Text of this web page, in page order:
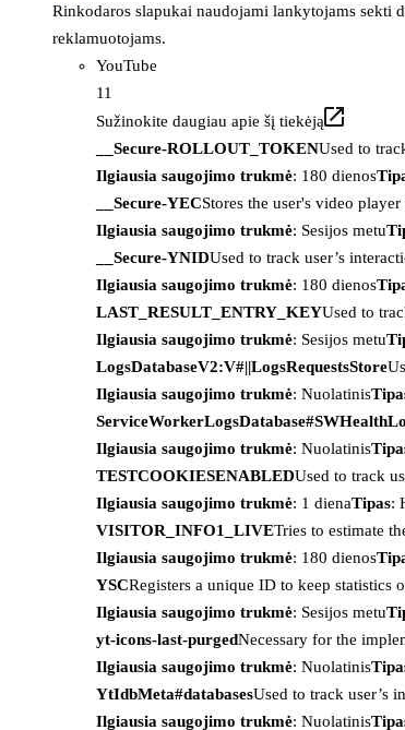
Rinkodaros slapukai naudojami lankytojams sekti
reklamuotojams.
YouTube
11
Sužinokite daugiau apie šį tiekėją
__Secure-ROLLOUT_TOKENUsed to
Ilgiausia saugojimo trukmė: 180 dienos
__Secure-YECStores the user's video
Ilgiausia saugojimo trukmė: Sesijos metu
__Secure-YNIDUsed to track user’s
Ilgiausia saugojimo trukmė: 180 dienos
LAST_RESULT_ENTRY_KEYUsed to
Ilgiausia saugojimo trukmė: Sesijos metu
LogsDatabaseV2:V#||LogsRequestsStore
Ilgiausia saugojimo trukmė: Nuolatinis
Ilgiausia saugojimo trukmė: Nuolatinis
TESTCOOKIESENABLEDUsed to track
Ilgiausia saugojimo trukmė: 1 dienaTipas:
VISITOR_INFO1_LIVETries to estimate
Ilgiausia saugojimo trukmė: 180 dienos
YSCRegisters a unique ID to keep statistics
Ilgiausia saugojimo trukmė: Sesijos metu
yt-icons-last-purgedNecessary for the
Ilgiausia saugojimo trukmė: Nuolatinis
YtIdbMeta#databasesUsed to track user’s
Ilgiausia saugojimo trukmė: Nuolatinis